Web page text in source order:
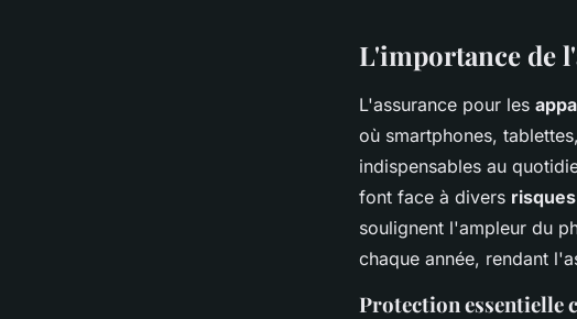
L'importance de
L'assurance pour les
où smartphones,
indispensables au
font face à divers
soulignent l'ampleur du
chaque année, rendant
Protection essentielle